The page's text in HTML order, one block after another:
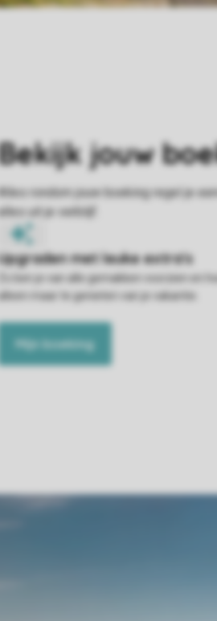
Zo ben je van alle gemakken voorzien en
alleen maar te genieten van je vakantie.
Mijn boeking